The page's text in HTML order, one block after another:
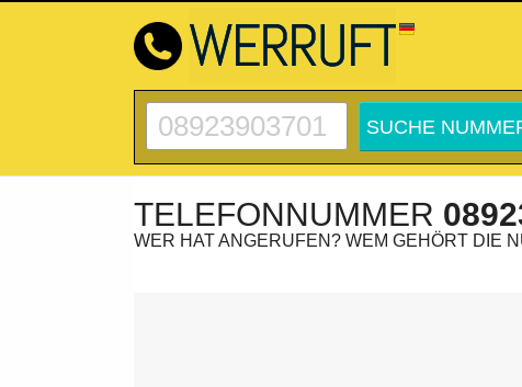
TELEFONNUMMER
WER HAT ANGERUFEN? WEM GEHÖRT DIE